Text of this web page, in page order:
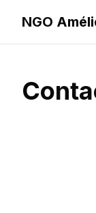
NGO